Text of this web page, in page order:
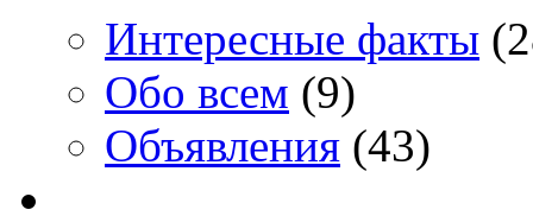
Интересные факты
Обо всем (9)
Объявления (43)